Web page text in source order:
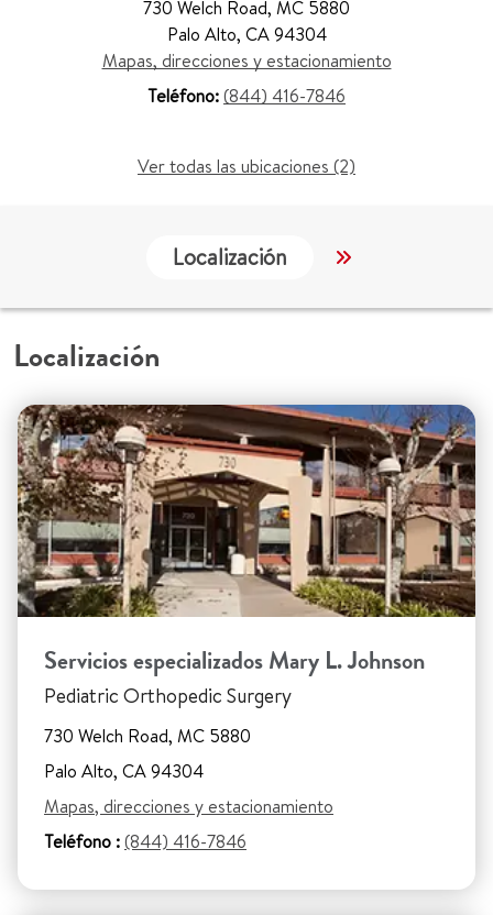
730 Welch Road, MC 5880
Palo Alto, CA 94304
Mapas, direcciones y estacionamiento
Teléfono:(844) 416-7846
Ver todas las ubicaciones (2)
Localización Servicios
Localización
Servicios especializados Mary L. Johnson
Pediatric Orthopedic Surgery
730 Welch Road, MC 5880
Palo Alto, CA 94304
Mapas, direcciones y estacionamiento
Teléfono :(844) 416-7846